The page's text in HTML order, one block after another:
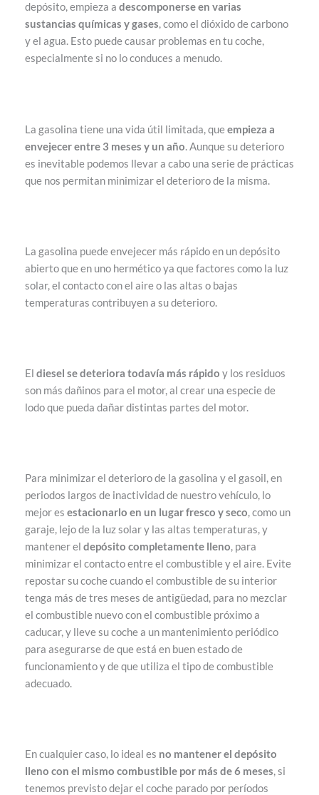
depósito, empieza a descomponerse en varias
sustancias químicas y gases, como el dióxido de carbono
y el agua. Esto puede causar problemas en tu coche,
especialmente si no lo conduces a menudo.
La gasolina tiene una vida útil limitada, queempieza a
envejecer entre 3 meses y un año. Aunque su deterioro
es inevitable podemos llevar a cabo una serie de prácticas
que nos permitan minimizar el deterioro de la misma.
La gasolina puede envejecer más rápido en un depósito
abierto que en uno hermético ya que factores como la luz
solar, el contacto con el aire o las altas o bajas
temperaturas contribuyen a su deterioro.
El diesel se deteriora todavía más rápido y los residuos
son más dañinos para el motor, al crear una especie de
lodo que pueda dañar distintas partes del motor.
Para minimizar el deterioro de la gasolina y el gasoil, en
periodos largos de inactividad de nuestro vehículo, lo
mejor es estacionarlo en un lugar fresco y seco, como un
garaje, lejo de la luz solar y las altas temperaturas, y
mantener el depósito completamente lleno, para
minimizar el contacto entre el combustible y el aire. Evite
repostar su coche cuando el combustible de su interior
tenga más de tres meses de antigüedad, para no mezclar
el combustible nuevo con el combustible próximo a
caducar, y lleve su coche a un mantenimiento periódico
para asegurarse de que está en buen estado de
funcionamiento y de que utiliza el tipo de combustible
adecuado.
En cualquier caso, lo ideal es no mantener el depósito
lleno con el mismo combustible por más de 6 meses, si
tenemos previsto dejar el coche parado por períodos